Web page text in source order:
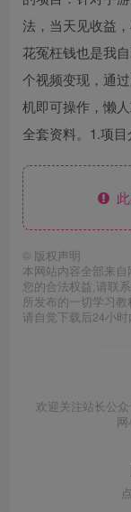
法，当天见收益
花冤枉钱也是我
个视频变现，通
机即可操作，懒
全套资料。1.项
此
© 版权声明
本网站内容全部来
您的合法权益,请联
所发布的一切学习
请自觉下载后24小
欢迎关注站长公